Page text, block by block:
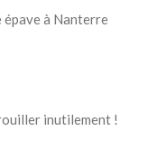
à Nanterre
inutilement !